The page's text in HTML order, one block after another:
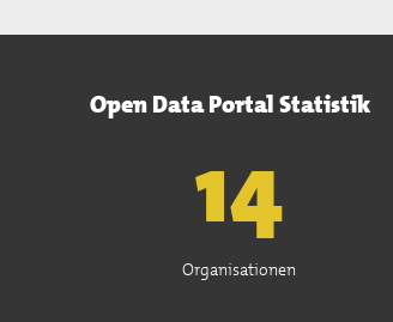
Open Data Portal Statistik
15
Organisationen